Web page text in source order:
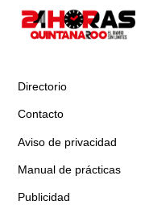
Directorio
Contacto
Aviso de privacidad
Manual de prácticas
Publicidad